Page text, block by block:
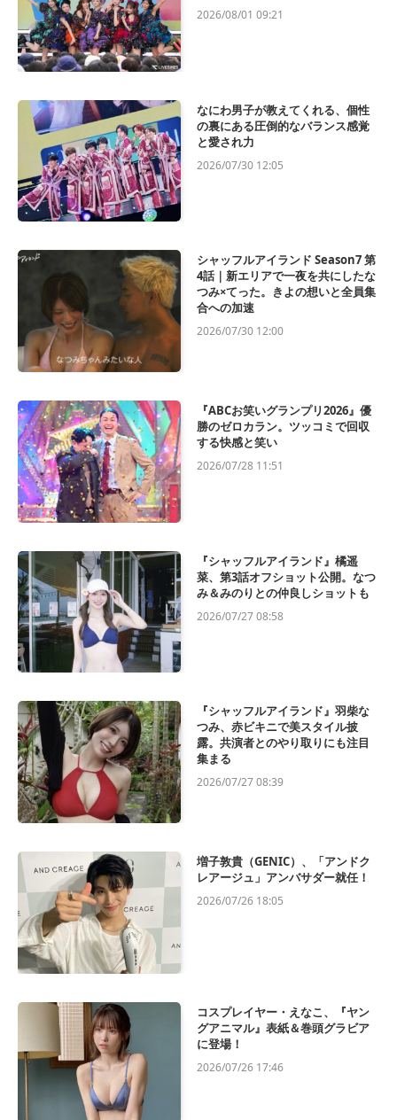
2026/08/01 09:21
なにわ男子が教えてくれる、個性
の裏にある圧倒的なバランス感覚
と愛され力
2026/07/30 12:05
シャッフルアイランド Season7 第
4話｜新エリアで一夜を共にしたな
つみ×てった。きよの想いと全員集
合への加速
2026/07/30 12:00
『ABCお笑いグランプリ2026』優
勝のゼロカラン。ツッコミで回収
する快感と笑い
2026/07/28 11:51
『シャッフルアイランド』橘遥
菜、第3話オフショット公開。なつ
み＆みのりとの仲良しショットも
2026/07/27 08:58
『シャッフルアイランド』羽柴な
つみ、赤ビキニで美スタイル披
露。共演者とのやり取りにも注目
集まる
2026/07/27 08:39
増子敦貴（GENIC）、「アンドク
レアージュ」アンバサダー就任！
2026/07/26 18:05
コスプレイヤー・えなこ、『ヤン
グアニマル』表紙＆巻頭グラビア
に登場！
2026/07/26 17:46